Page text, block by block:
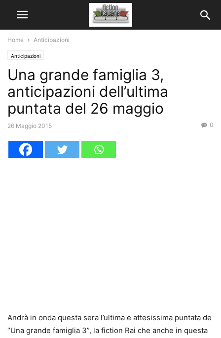
Home Anticipazioni
Anticipazioni
Una grande famiglia 3,
anticipazioni dell’ultima
puntata del 26 maggio
26 Maggio 2015 0
Andrà in onda questa sera l’ultima e attesissima puntata de
“Una grande famiglia 3”, la fiction Rai che anche in questa